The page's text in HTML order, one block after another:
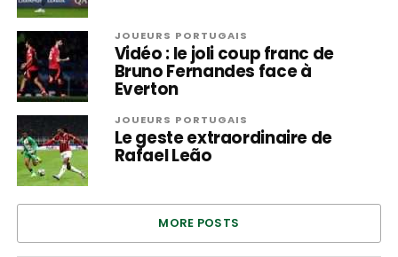
JOUEURS PORTUGAIS
Vidéo : le joli coup franc de
Bruno Fernandes face à
Everton
JOUEURS PORTUGAIS
Le geste extraordinaire de
Rafael Leão
MORE POSTS